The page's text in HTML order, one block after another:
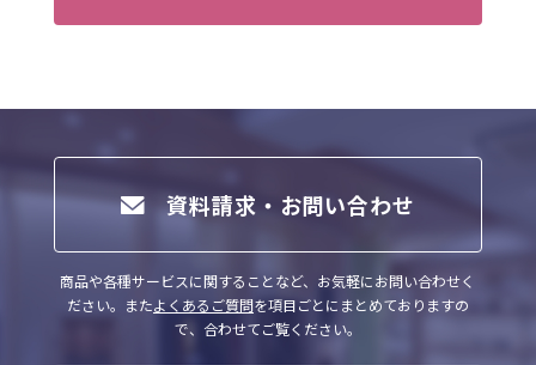
（2）法令に基づく場合
（3）人の生命、身体又は財産の保護のため
に必要がある場合であって、ご本人様の同
（4）公衆衛生の向上又は児童の健全な育成
の推進のために特に必要がある場合であっ
て、ご本人様の同意を得ることが困難な場
資料請求・お問い合わせ
商品や各種サービスに関することなど、お気軽にお問い合わせく
ださい。 またよくあるご質問を項目ごとにまとめておりますの
で、合わせてご覧ください。